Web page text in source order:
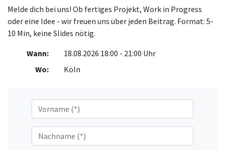
Melde dich bei uns! Ob fertiges Projekt, Work in Progress
oder eine Idee - wir freuen uns über jeden Beitrag. Format: 5-
10 Min, keine Slides nötig.
Wann:
18.08.2026 18:00 - 21:00 Uhr
Wo:
Köln